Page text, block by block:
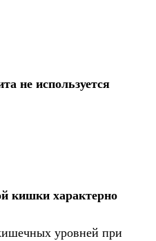
не используется
кишки характерно
уровней при